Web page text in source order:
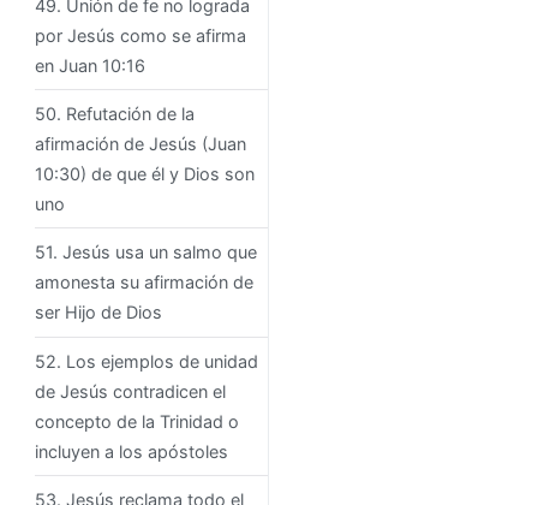
49. Unión de fe no lograda
por Jesús como se afirma
en Juan 10:16
50. Refutación de la
afirmación de Jesús (Juan
10:30) de que él y Dios son
uno
51. Jesús usa un salmo que
amonesta su afirmación de
ser Hijo de Dios
52. Los ejemplos de unidad
de Jesús contradicen el
concepto de la Trinidad o
incluyen a los apóstoles
53. Jesús reclama todo el